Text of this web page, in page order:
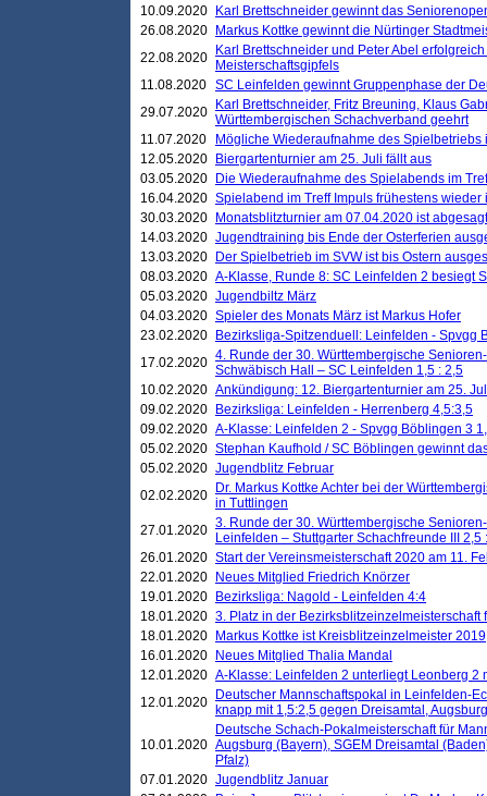
10.09.2020
Karl Brettschneider gewinnt das
26.08.2020
Markus Kottke gewinnt die Nürtinger
22.08.2020
Karl Brettschneider und Peter Abel
Meisterschaftsgipfels
11.08.2020 SC Leinfelden gewinnt Gruppenphase der
29.07.2020
Karl Brettschneider, Fritz Breuning, Klaus
Württembergischen Schachverband geehrt
11.07.2020
Mögliche Wiederaufnahme des Spielbetriebs
12.05.2020
Biergartenturnier am 25. Juli fällt aus
03.05.2020
Die Wiederaufnahme des Spielabends im
16.04.2020 Spielabend im Treff Impuls frühestens wieder
30.03.2020
Monatsblitzturnier am 07.04.2020 ist abgesagt
14.03.2020 Jugendtraining bis Ende der Osterferien
13.03.2020
Der Spielbetrieb im SVW ist bis Ostern
08.03.2020 A-Klasse, Runde 8: SC Leinfelden 2 besiegt
05.03.2020 Jugendbiltz März
04.03.2020 Spieler des Monats März ist Markus Hofer
23.02.2020
Bezirksliga-Spitzenduell: Leinfelden - Spvgg
17.02.2020 4. Runde der 30. Württembergische
Schwäbisch Hall – SC Leinfelden 1,5 : 2,5
10.02.2020 Ankündigung: 12. Biergartenturnier am 25.
09.02.2020
Bezirksliga: Leinfelden - Herrenberg 4,5:3,5
09.02.2020 A-Klasse: Leinfelden 2 - Spvgg Böblingen 3
05.02.2020 Stephan Kaufhold / SC Böblingen gewinnt
05.02.2020 Jugendblitz Februar
02.02.2020
Dr. Markus Kottke Achter bei der
in Tuttlingen
27.01.2020 3. Runde der 30. Württembergische
Leinfelden – Stuttgarter Schachfreunde III 2,5
26.01.2020 Start der Vereinsmeisterschaft 2020 am 11.
22.01.2020
Neues Mitglied Friedrich Knörzer
19.01.2020
Bezirksliga: Nagold - Leinfelden 4:4
18.01.2020 3. Platz in der Bezirksblitzeinzelmeisterschaft
18.01.2020
Markus Kottke ist Kreisblitzeinzelmeister 2019
16.01.2020
Neues Mitglied Thalia Mandal
12.01.2020 A-Klasse: Leinfelden 2 unterliegt Leonberg 2
12.01.2020
Deutscher Mannschaftspokal in Leinfelden-
knapp mit 1,5:2,5 gegen Dreisamtal,
10.01.2020
Deutsche Schach-Pokalmeisterschaft für
Augsburg (Bayern), SGEM Dreisamtal
Pfalz)
07.01.2020 Jugendblitz Januar